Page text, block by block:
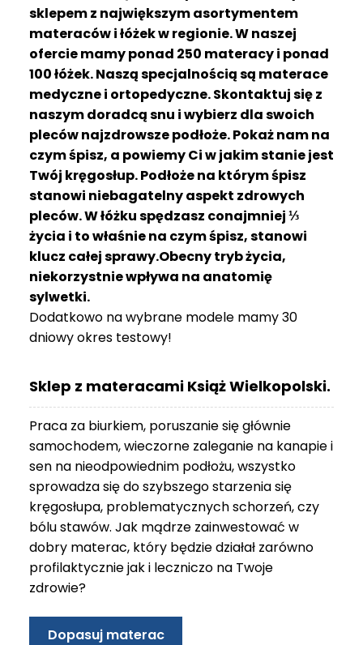
sklepem z największym asortymentem
materaców i łóżek w regionie. W naszej
ofercie mamy ponad 250 materacy i ponad
100 łóżek. Naszą specjalnością są materace
medyczne i ortopedyczne. Skontaktuj się z
naszym doradcą snu i wybierz dla swoich
pleców najzdrowsze podłoże. Pokaż nam na
czym śpisz, a powiemy Ci w jakim stanie jest
Twój kręgosłup. Podłoże na którym śpisz
stanowi niebagatelny aspekt zdrowych
pleców. W łóżku spędzasz conajmniej ⅓
życia i to właśnie na czym śpisz, stanowi
klucz całej sprawy.Obecny tryb życia,
niekorzystnie wpływa na anatomię
sylwetki.
Dodatkowo na wybrane modele mamy 30
dniowy okres testowy!
Sklep z materacami Książ Wielkopolski.
Praca za biurkiem, poruszanie się głównie
samochodem, wieczorne zaleganie na kanapie i
sen na nieodpowiednim podłożu, wszystko
sprowadza się do szybszego starzenia się
kręgosłupa, problematycznych schorzeń, czy
bólu stawów. Jak mądrze zainwestować w
dobry materac, który będzie działał zarówno
profilaktycznie jak i leczniczo na Twoje
zdrowie?
Dopasuj materac